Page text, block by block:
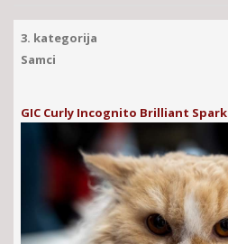
3. kategorija
Samci
GIC Curly Incognito Brilliant Spark